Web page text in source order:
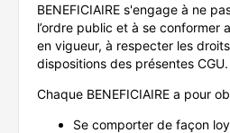
BENEFICIAIRE s'engage à ne
l’ordre public et à se conformer
en vigueur, à respecter les
dispositions des présentes CGU.
Chaque BENEFICIAIRE a pour
Se comporter de façon